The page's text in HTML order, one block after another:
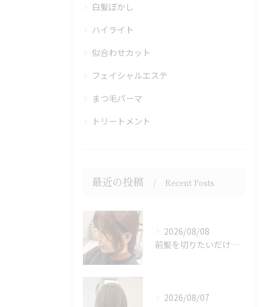
白髪ぼかし
ハイライト
似合わせカット
フェイシャルエステ
まつ毛パーマ
トリートメント
最近の投稿 Recent Posts
2026/08/08
前髪を切りたいだけでもOK♪ポイントカット受付中！
2026/08/07